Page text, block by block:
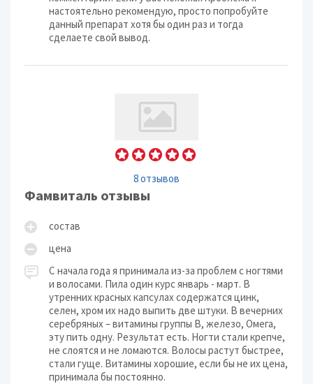
настоятельно рекомендую, просто попробуйте
данный препарат хотя бы один раз и тогда
сделаете свой вывод.
8 отзывов
Фамвиталь отзывы
состав
цена
С начала года я принимала из-за проблем с ногтями
и волосами. Пила один курс январь - март. В
утренних красных капсулах содержатся цинк,
селен, хром их надо выпить две штуки. В вечерних
серебряных – витамины группы В, железо, Омега,
эту пить одну. Результат есть. Ногти стали крепче,
не слоятся и не ломаются. Волосы растут быстрее,
стали гуще. Витамины хорошие, если бы не их цена,
принимала бы постоянно.